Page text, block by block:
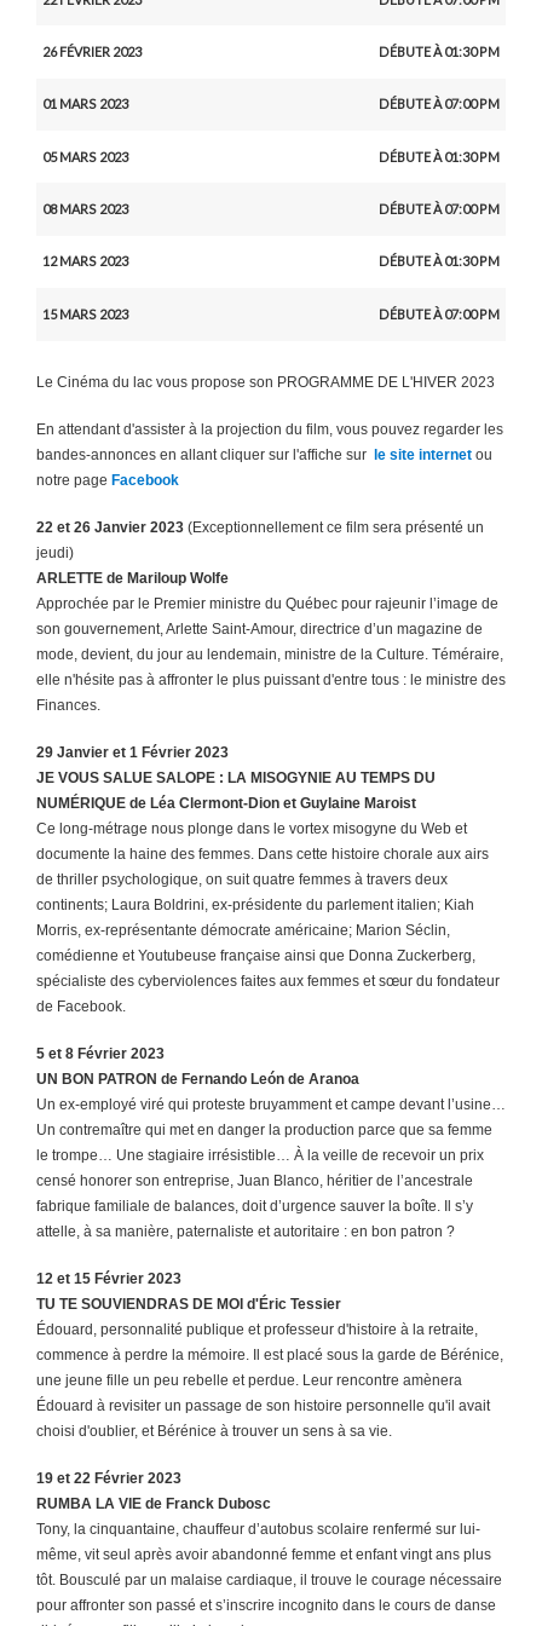
26 FÉVRIER 2023 DÉBUTE À 01:30 PM
01 MARS 2023 DÉBUTE À 07:00 PM
05 MARS 2023 DÉBUTE À 01:30 PM
08 MARS 2023 DÉBUTE À 07:00 PM
12 MARS 2023 DÉBUTE À 01:30 PM
15 MARS 2023 DÉBUTE À 07:00 PM
Le Cinéma du lac vous propose son PROGRAMME DE L'HIVER 2023
En attendant d'assister à la projection du film, vous pouvez regarder les
bandes-annonces en allant cliquer sur l'affiche sur le site internet ou
notre page Facebook
22 et 26 Janvier 2023 (Exceptionnellement ce film sera présenté un
jeudi)
ARLETTE de Mariloup Wolfe
Approchée par le Premier ministre du Québec pour rajeunir l’image de
son gouvernement, Arlette Saint-Amour, directrice d’un magazine de
mode, devient, du jour au lendemain, ministre de la Culture. Téméraire,
elle n'hésite pas à affronter le plus puissant d'entre tous : le ministre des
Finances.
29 Janvier et 1 Février 2023
JE VOUS SALUE SALOPE : LA MISOGYNIE AU TEMPS DU
NUMÉRIQUE de Léa Clermont-Dion et Guylaine Maroist
Ce long-métrage nous plonge dans le vortex misogyne du Web et
documente la haine des femmes. Dans cette histoire chorale aux airs
de thriller psychologique, on suit quatre femmes à travers deux
continents; Laura Boldrini, ex-présidente du parlement italien; Kiah
Morris, ex-représentante démocrate américaine; Marion Séclin,
comédienne et Youtubeuse française ainsi que Donna Zuckerberg,
spécialiste des cyberviolences faites aux femmes et sœur du fondateur
de Facebook.
5 et 8 Février 2023
UN BON PATRON de Fernando León de Aranoa
Un ex-employé viré qui proteste bruyamment et campe devant l’usine…
Un contremaître qui met en danger la production parce que sa femme
le trompe… Une stagiaire irrésistible… À la veille de recevoir un prix
censé honorer son entreprise, Juan Blanco, héritier de l’ancestrale
fabrique familiale de balances, doit d’urgence sauver la boîte. Il s’y
attelle, à sa manière, paternaliste et autoritaire : en bon patron ?
12 et 15 Février 2023
TU TE SOUVIENDRAS DE MOI d'Éric Tessier
Édouard, personnalité publique et professeur d'histoire à la retraite,
commence à perdre la mémoire. Il est placé sous la garde de Bérénice,
une jeune fille un peu rebelle et perdue. Leur rencontre amènera
Édouard à revisiter un passage de son histoire personnelle qu'il avait
choisi d'oublier, et Bérénice à trouver un sens à sa vie.
19 et 22 Février 2023
RUMBA LA VIE de Franck Dubosc
Tony, la cinquantaine, chauffeur d’autobus scolaire renfermé sur lui-
même, vit seul après avoir abandonné femme et enfant vingt ans plus
tôt. Bousculé par un malaise cardiaque, il trouve le courage nécessaire
pour affronter son passé et s’inscrire incognito dans le cours de danse